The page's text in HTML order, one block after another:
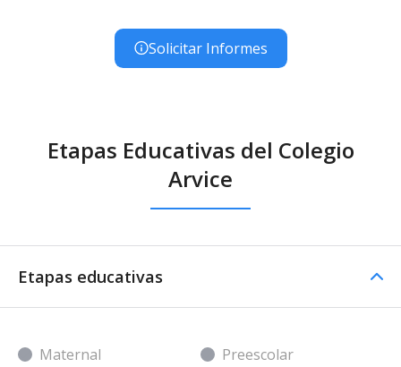
Solicitar Informes
Etapas Educativas del Colegio
Arvice
Etapas educativas
Maternal Preescolar